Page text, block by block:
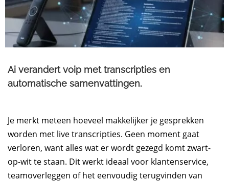
Ai verandert voip met transcripties en
automatische samenvattingen.
Je merkt meteen hoeveel makkelijker je gesprekken
worden met live transcripties. Geen moment gaat
verloren, want alles wat er wordt gezegd komt zwart-
op-wit te staan. Dit werkt ideaal voor klantenservice,
teamoverleggen of het eenvoudig terugvinden van